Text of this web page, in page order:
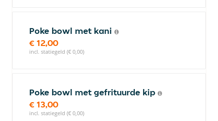
Poke bowl met kani
€ 12,00
incl. statiegeld (€ 0,00)
Poke bowl met gefrituurde kip
€ 13,00
incl. statiegeld (€ 0,00)